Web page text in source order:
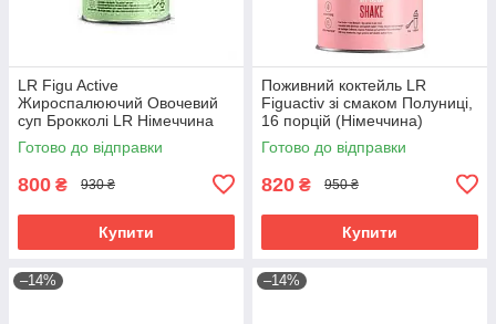
LR Figu Active
Жироспалюючий Овочевий
суп Брокколі LR Німеччина
Готово до відправки
800 ₴ 930 ₴
Купити
Поживний коктейль LR
Figuactiv зі смаком Полуниці,
16 порцій (Німеччина)
Готово до відправки
820 ₴ 950 ₴
Купити
–14% –14%